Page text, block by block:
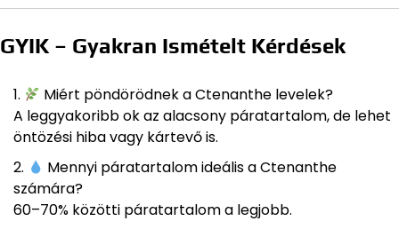
GYIK – Gyakran Ismételt Kérdések
Miért pöndörödnek a Ctenanthe levelek?
A leggyakoribb ok az alacsony páratartalom, de lehet
öntözési hiba vagy kártevő is.
Mennyi páratartalom ideális a Ctenanthe
számára?
60–70% közötti páratartalom a legjobb.